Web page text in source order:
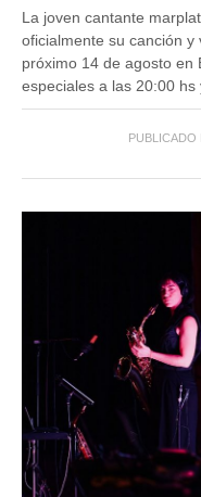
La joven cantante
oficialmente su canción
próximo 14 de agosto en
especiales a las 20:00 hs
PUBLICADO